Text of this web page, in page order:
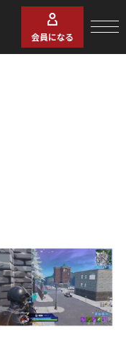
会員になる